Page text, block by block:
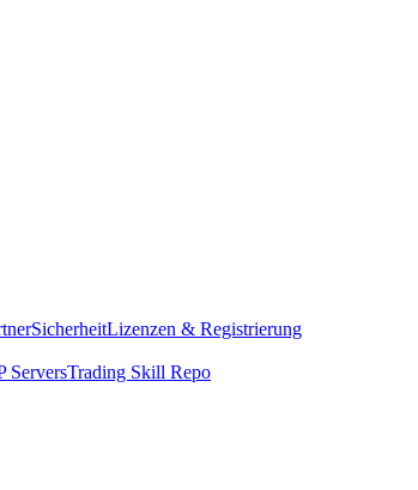
SicherheitLizenzen & Registrierung
ServersTrading Skill Repo